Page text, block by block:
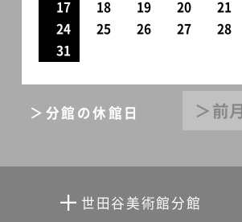
17
18 19 20 21
24
25 26 27 28
31
＞前月
＞分館の休館日
世田谷美術館分館